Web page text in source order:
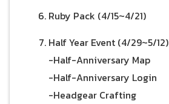
Ruby Pack (4/15~4/21)
Half Year Event (4/29~5/12)
-Half-Anniversary Map
-Half-Anniversary Login
-Headgear Crafting